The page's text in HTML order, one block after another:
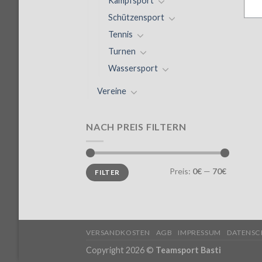
Schützensport
Tennis
Turnen
Wassersport
Vereine
NACH PREIS FILTERN
FILTER Preis: 0€ — 70€
VERSANDKOSTEN AGB IMPRESSUM
Copyright 2026 © Teamsport Basti